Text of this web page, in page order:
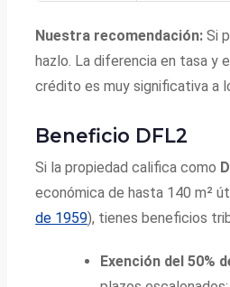
Nuestra recomendación: Si
hazlo. La diferencia en tasa y
crédito es muy significativa a
Beneficio DFL2
Si la propiedad califica como
económica de hasta 140 m²
de 1959), tienes beneficios
Exención del 50%